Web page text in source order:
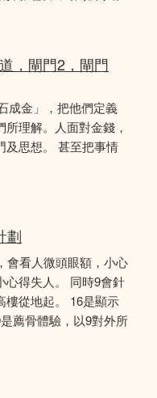
，閘門2，閘門
成金」，把他們定義
理解。人面對金錢，
及思想。 甚至把事情
劃
會看人微頭眼額，小心
心得失人。 同時9會針
樓從地起。 16是顯示
薦骨體驗，以9對外所